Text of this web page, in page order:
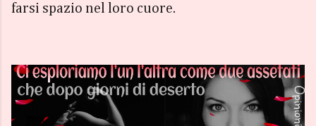
farsi spazio nel loro cuore.